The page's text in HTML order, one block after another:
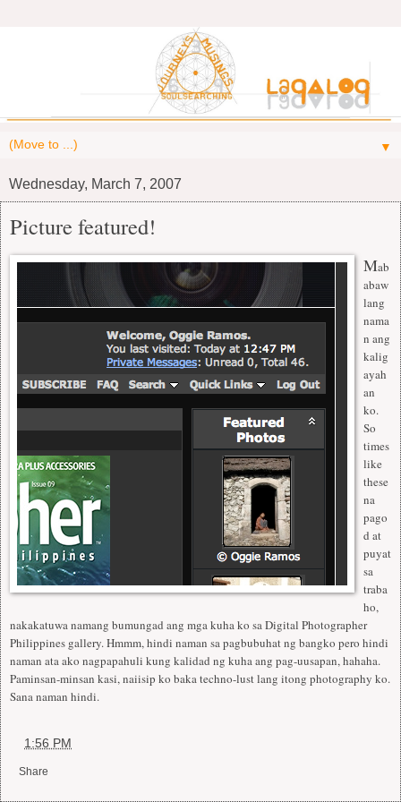
▼
Wednesday, March 7, 2007
Picture featured!
Mab
abaw
lang
nama
n ang
kalig
ayah
an
ko.
So
times
like
these
na
pago
d at
puyat
sa
traba
ho,
nakakatuwa namang bumungad ang mga kuha ko sa Digital Photographer
Philippines gallery. Hmmm, hindi naman sa pagbubuhat ng bangko pero hindi
naman ata ako nagpapahuli kung kalidad ng kuha ang pag-uusapan, hahaha.
Paminsan-minsan kasi, naiisip ko baka techno-lust lang itong photography ko.
Sana naman hindi.
1:56 PM
Share